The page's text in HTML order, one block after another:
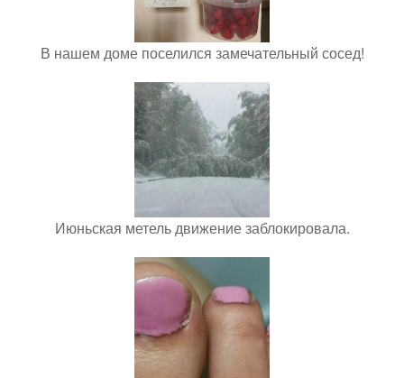
В нашем доме поселился замечательный сосед!
Июньская метель движение заблокировала.